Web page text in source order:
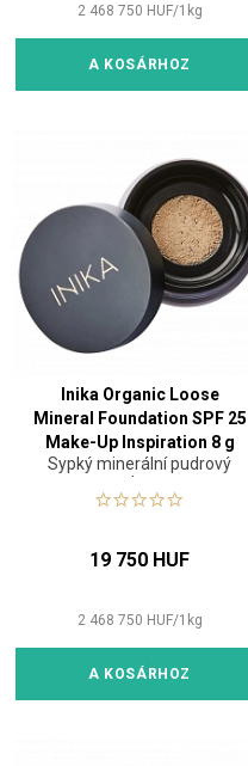
2 468 750 HUF/1 kg
A KOSÁRHOZ
Inika Organic Loose
Mineral Foundation SPF 25
Make-Up Inspiration 8 g
Sypký minerální pudrový
make-up
19 750 HUF
2 468 750 HUF/1 kg
A KOSÁRHOZ